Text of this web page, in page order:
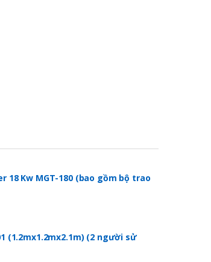
18 Kw MGT-180 (bao gồm bộ trao
(1.2mx1.2mx2.1m) (2 người sử